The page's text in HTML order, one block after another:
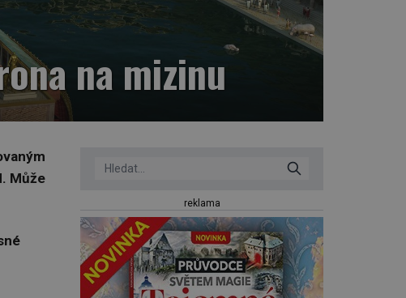
na mizinu
Může
reklama